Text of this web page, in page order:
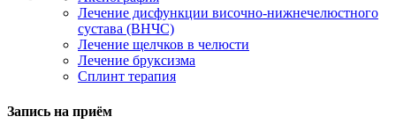
Лечение дисфункции височно-нижнечелюстного
сустава (ВНЧС)
Лечение щелчков в челюсти
Лечение бруксизма
Сплинт терапия
Запись на приём